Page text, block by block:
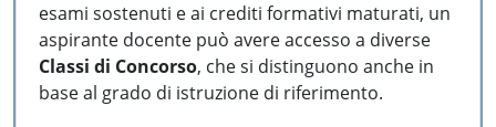
esami sostenuti e ai crediti formativi maturati, un
aspirante docente può avere accesso a diverse
Classi di Concorso, che si distinguono anche in
base al grado di istruzione di riferimento.